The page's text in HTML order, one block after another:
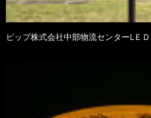
ピップ株式会社中部物流センターLＥ